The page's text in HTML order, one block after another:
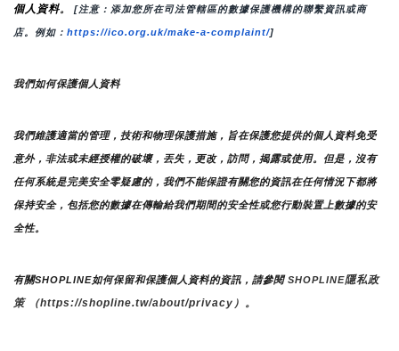
個人資料。 [注意：添加您所在司法管轄區的數據保護機構的聯繫資訊或商
店。例如： https://ico.org.uk/make-a-complaint/]
我們如何保護個人資料
我們維護適當的管理，技術和物理保護措施，旨在保護您提供的個人資料免受
意外，非法或未經授權的破壞，丟失，更改，訪問，揭露或使用。但是，沒有
任何系統是完美安全零疑慮的，我們不能保證有關您的資訊在任何情況下都將
保持安全，包括您的數據在傳輸給我們期間的安全性或您行動裝置上數據的安
全性。
有關SHOPLINE如何保留和保護個人資料的資訊，請參閱 SHOPLINE隱私政
策 （https://shopline.tw/about/privacy）。